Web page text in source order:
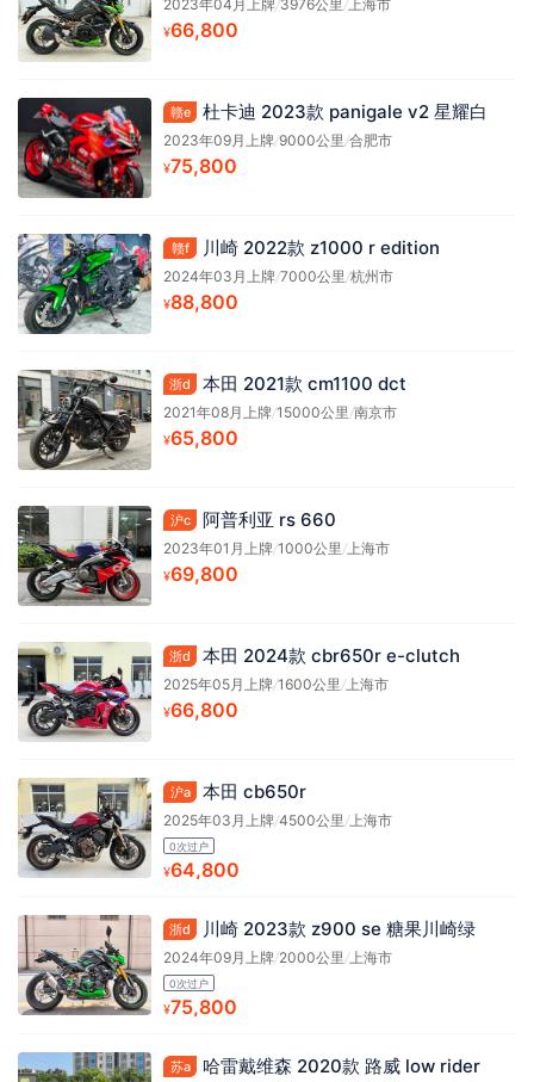
2023年04月上牌/3976公里/上海市
¥66,800
赣e 杜卡迪 2023款 panigale v2 星耀白
2023年09月上牌/9000公里/合肥市
¥75,800
赣f 川崎 2022款 z1000 r edition
2024年03月上牌/7000公里/杭州市
¥88,800
浙d 本田 2021款 cm1100 dct
2021年08月上牌/15000公里/南京市
¥65,800
沪c 阿普利亚 rs 660
2023年01月上牌/1000公里/上海市
¥69,800
浙d 本田 2024款 cbr650r e-clutch
2025年05月上牌/1600公里/上海市
¥66,800
沪a 本田 cb650r
2025年03月上牌/4500公里/上海市
0次过户
¥64,800
浙d 川崎 2023款 z900 se 糖果川崎绿
2024年09月上牌/2000公里/上海市
0次过户
¥75,800
苏a 哈雷戴维森 2020款 路威 low rider